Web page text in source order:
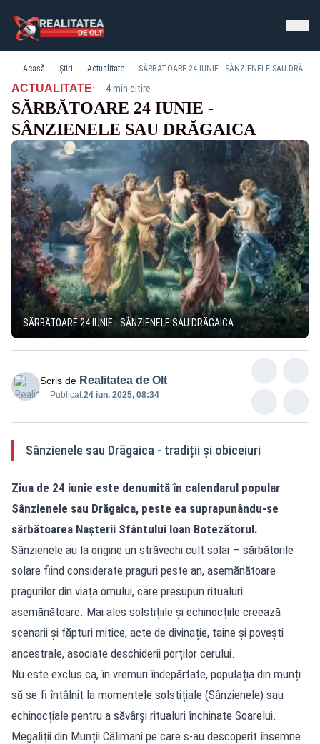
Acasă Știri Actualitate SĂRBĂTOARE 24 IUNIE - SÂNZIENELE SAU DRĂGAICA
ACTUALITATE· 4 min citire
SĂRBĂTOARE 24 IUNIE -
SÂNZIENELE SAU DRĂGAICA
SĂRBĂTOARE 24 IUNIE - SÂNZIENELE SAU DRĂGAICA
Scris de Realitatea de Olt
Publicat:24 iun. 2025, 08:34
Sânzienele sau Drăgaica - tradiții și obiceiuri
Ziua de 24 iunie este denumită în calendarul popular
Sânzienele sau Drăgaica, peste ea suprapunându-se
sărbătoarea Nașterii Sfântului Ioan Botezătorul.
Sânzienele au la origine un străvechi cult solar – sărbătorile
solare fiind considerate praguri peste an, asemănătoare
pragurilor din viața omului, care presupun ritualuri
asemănătoare. Mai ales solstițiile și echinocțiile creează
scenarii și făpturi mitice, acte de divinație, taine și povești
ancestrale, asociate deschiderii porților cerului.
Nu este exclus ca, în vremuri îndepărtate, populația din munți
să se fi întâlnit la momentele solstițiale (Sânzienele) sau
echinocțiale pentru a săvârși ritualuri închinate Soarelui.
Megaliții din Munții Călimani pe care s-au descoperit însemne